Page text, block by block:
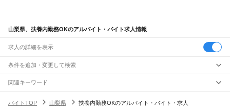
山梨県、扶養内勤務OKのアルバイト・バイト求人情報
求人の詳細を表示
条件を追加・変更して検索
市区町村を追加・変更
山梨県すべて
駅を追加・変更
関連キーワード
山形県 扶養内勤務茨城県 扶養内勤務 ok
バイトTOP 山梨県 扶養内勤務OKのアルバイト・バイト・求人